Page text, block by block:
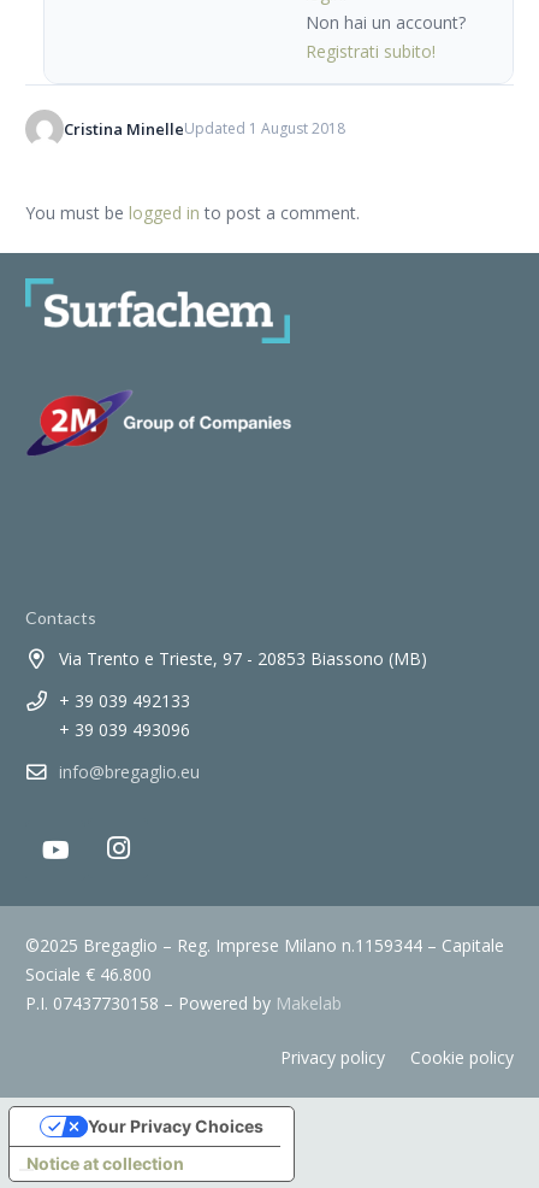
Non hai un account?
Registrati subito!
Cristina MinelleUpdated 1 August 2018
You must be logged in to post a comment.
Contacts
Via Trento e Trieste, 97 - 20853 Biassono (MB)
+ 39 039 492133
+ 39 039 493096
info@bregaglio.eu
©2025 Bregaglio – Reg. Imprese Milano n.1159344 – Capitale
Sociale € 46.800
P.I. 07437730158 – Powered by Makelab
Privacy policy Cookie policy
Notice at collection
Your Privacy Choices